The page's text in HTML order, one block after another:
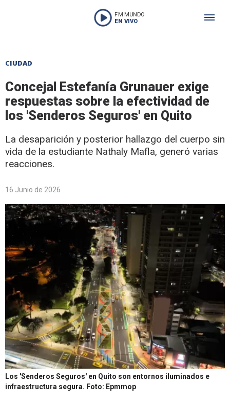
FM MUNDO
EN VIVO
CIUDAD
Concejal Estefanía Grunauer exige
respuestas sobre la efectividad de
los 'Senderos Seguros' en Quito
La desaparición y posterior hallazgo del cuerpo sin
vida de la estudiante Nathaly Mafla, generó varias
reacciones.
16 Junio de 2026
Los 'Senderos Seguros' en Quito son entornos iluminados e
infraestructura segura. Foto: Epmmop